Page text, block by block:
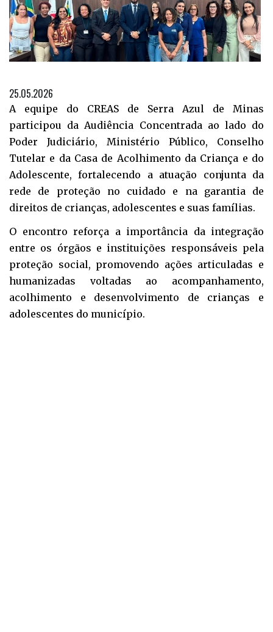
25.05.2026
A equipe do CREAS de Serra Azul de Minas
participou da Audiência Concentrada ao lado do
Poder Judiciário, Ministério Público, Conselho
Tutelar e da Casa de Acolhimento da Criança e do
Adolescente, fortalecendo a atuação conjunta da
rede de proteção no cuidado e na garantia de
direitos de crianças, adolescentes e suas famílias.
O encontro reforça a importância da integração
entre os órgãos e instituições responsáveis pela
proteção social, promovendo ações articuladas e
humanizadas voltadas ao acompanhamento,
acolhimento e desenvolvimento de crianças e
adolescentes do município.